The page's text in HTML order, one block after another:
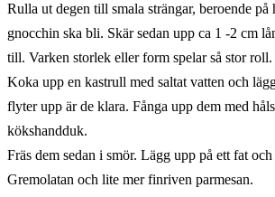
Rulla ut degen till smala strängar, beroende
gnocchin ska bli. Skär sedan upp ca 1 -2 cm
till. Varken storlek eller form spelar så stor roll.
Koka upp en kastrull med saltat vatten och
flyter upp är de klara. Fånga upp dem med
kökshandduk.
Fräs dem sedan i smör. Lägg upp på ett fat
Gremolatan och lite mer finriven parmesan.